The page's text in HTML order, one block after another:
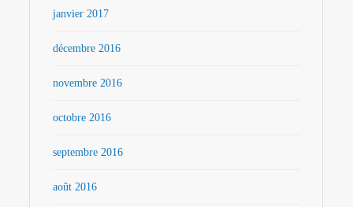
janvier 2017
décembre 2016
novembre 2016
octobre 2016
septembre 2016
août 2016